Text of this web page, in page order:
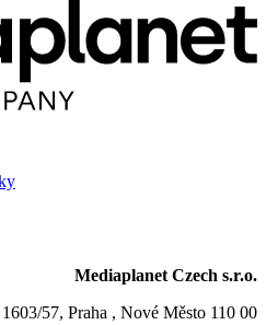
Mediaplanet Czech s.r.o.
57, Praha , Nové Město 110 00